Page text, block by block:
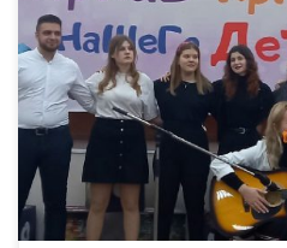
5 ноября 2022 года на базе «Парк
состоялось праздничное
будущее», посвященное 31-ой
Союза детских […]